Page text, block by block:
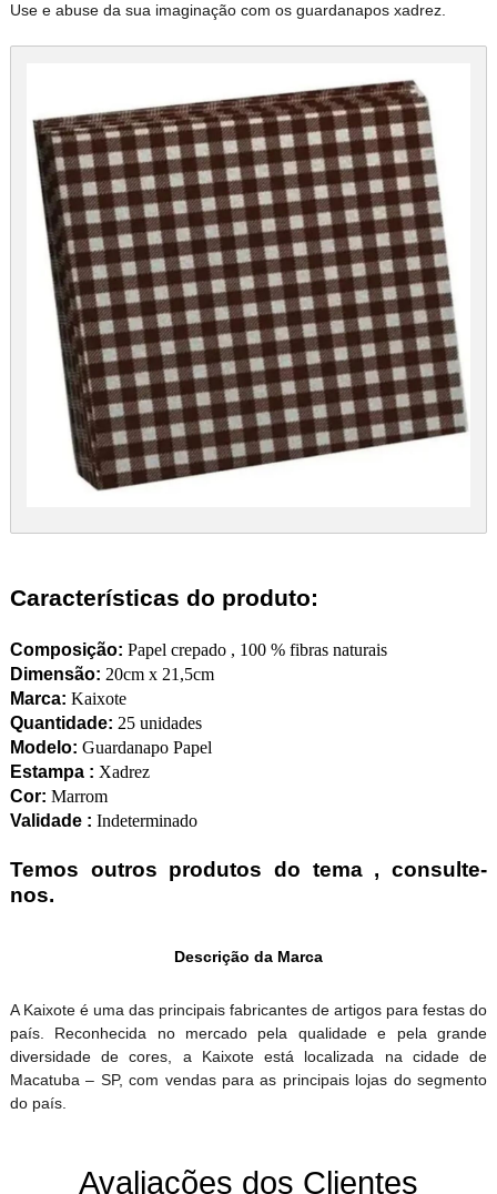
Use e abuse da sua imaginação com os guardanapos xadrez.
Características do produto:
Composição: Papel crepado , 100 % fibras naturais
Dimensão: 20cm x 21,5cm
Marca: Kaixote
Quantidade: 25 unidades
Modelo: Guardanapo Papel
Estampa : Xadrez
Cor: Marrom
Validade : Indeterminado
Temos outros produtos do tema , consulte-
nos.
Descrição da Marca
A Kaixote é uma das principais fabricantes de artigos para festas do
país. Reconhecida no mercado pela qualidade e pela grande
diversidade de cores, a Kaixote está localizada na cidade de
Macatuba – SP, com vendas para as principais lojas do segmento
do país.
Avaliações dos Clientes